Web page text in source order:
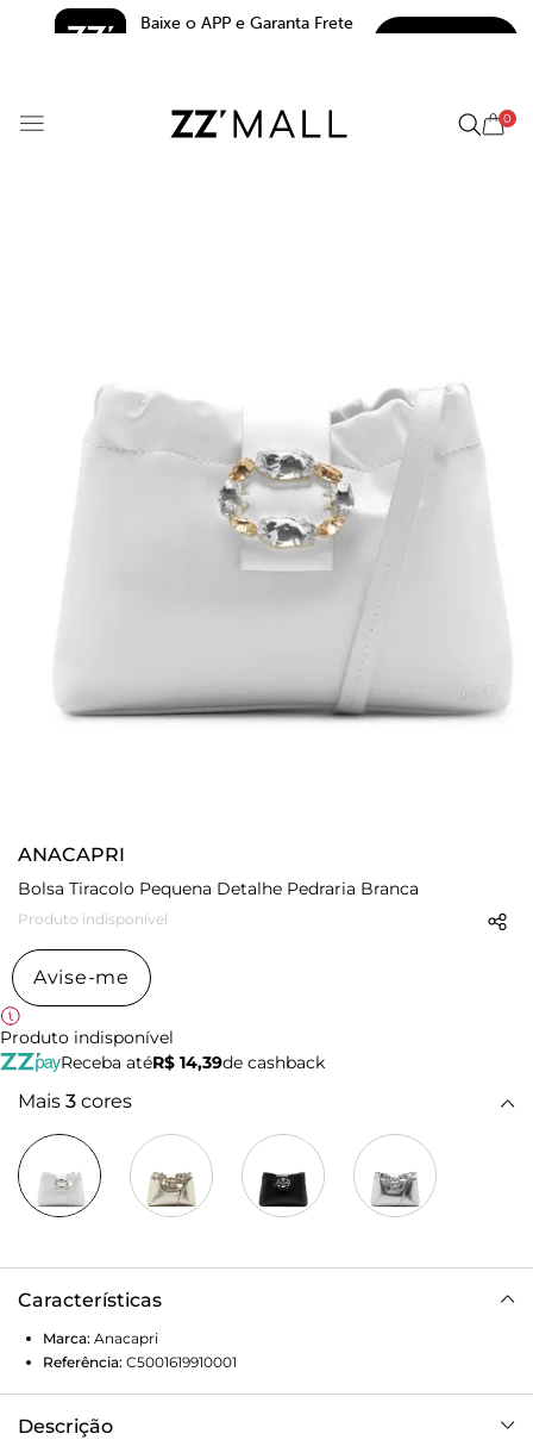
Baixe o APP e Garanta Frete
0
ANACAPRI
Bolsa Tiracolo Pequena Detalhe Pedraria Branca
Produto indisponível
Avise-me
Produto indisponível
Receba atéR$ 14,39de cashback
Mais 3 cores
Características
Marca: Anacapri
Referência: C5001619910001
Descrição